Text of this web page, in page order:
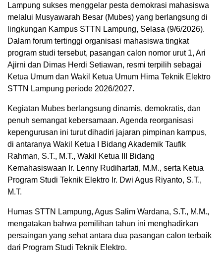
Lampung sukses menggelar pesta demokrasi mahasiswa
melalui Musyawarah Besar (Mubes) yang berlangsung di
lingkungan Kampus STTN Lampung, Selasa (9/6/2026).
Dalam forum tertinggi organisasi mahasiswa tingkat
program studi tersebut, pasangan calon nomor urut 1, Ari
Ajirni dan Dimas Herdi Setiawan, resmi terpilih sebagai
Ketua Umum dan Wakil Ketua Umum Hima Teknik Elektro
STTN Lampung periode 2026/2027.
Kegiatan Mubes berlangsung dinamis, demokratis, dan
penuh semangat kebersamaan. Agenda reorganisasi
kepengurusan ini turut dihadiri jajaran pimpinan kampus,
di antaranya Wakil Ketua I Bidang Akademik Taufik
Rahman, S.T., M.T., Wakil Ketua III Bidang
Kemahasiswaan Ir. Lenny Rudihartati, M.M., serta Ketua
Program Studi Teknik Elektro Ir. Dwi Agus Riyanto, S.T.,
M.T.
Humas STTN Lampung, Agus Salim Wardana, S.T., M.M.,
mengatakan bahwa pemilihan tahun ini menghadirkan
persaingan yang sehat antara dua pasangan calon terbaik
dari Program Studi Teknik Elektro.